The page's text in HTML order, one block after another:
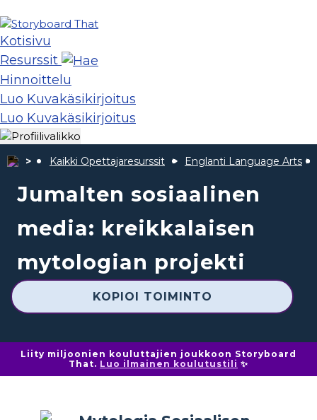
Kotisivu
Resurssit
Hinnoittelu
Luo Kuvakäsikirjoitus
Luo Kuvakäsikirjoitus
Kaikki Opettajaresurssit Englanti Language Arts
Jumalten sosiaalinen
media: kreikkalaisen
mytologian projekti
KOPIOI TOIMINTO
Liity miljoonien kouluttajien joukkoon Storyboard
That. Luo ilmainen koulutustili ✨